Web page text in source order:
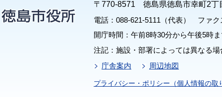
〒770-8571 徳島県徳島市幸町2丁
電話：088-621-5111（代表） ファク
開庁時間：午前8時30分から午後5時
注記：施設・部署によっては異なる
庁舎案内
周辺地図
プライバシー・ポリシー（個人情報の取